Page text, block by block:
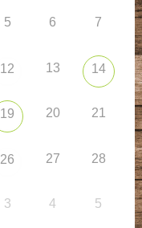
5 6 7
12 13 14
19 20 21
26 27 28
3 4 5